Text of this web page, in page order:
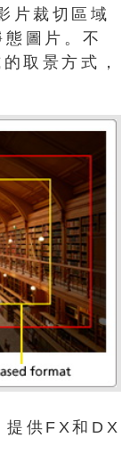
片裁切區域
圖片。不
取景方式，
供FX和DX